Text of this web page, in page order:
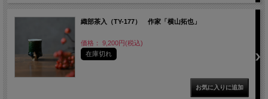
織部茶入（TY-177） 作家「横山拓也」
価格： 9,200円(税込)
在庫切れ